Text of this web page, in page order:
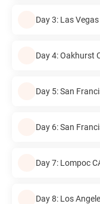
Day 3: Las
Day 4: Oakhurst
Day 5: San
Day 6: San
Day 7: Lompoc
Day 8: Los